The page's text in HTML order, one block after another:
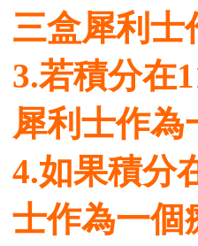
三盒犀利士
3.若積分在
犀利士作為
4.如果積分
士作為一個